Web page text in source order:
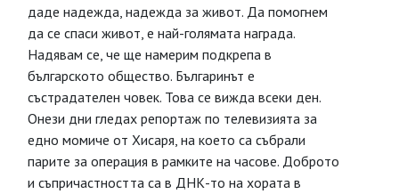
даде надежда, надежда за живот. Да помогнем
да се спаси живот, е най-голямата награда.
Надявам се, че ще намерим подкрепа в
българското общество. Българинът е
състрадателен човек. Това се вижда всеки ден.
Онези дни гледах репортаж по телевизията за
едно момиче от Хисаря, на което са събрали
парите за операция в рамките на часове. Доброто
и съпричастността са в ДНК-то на хората в